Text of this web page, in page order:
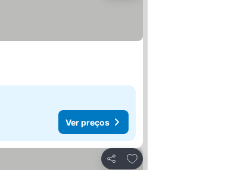
Ver preços
Partilhar
Adicionar aos favoritos